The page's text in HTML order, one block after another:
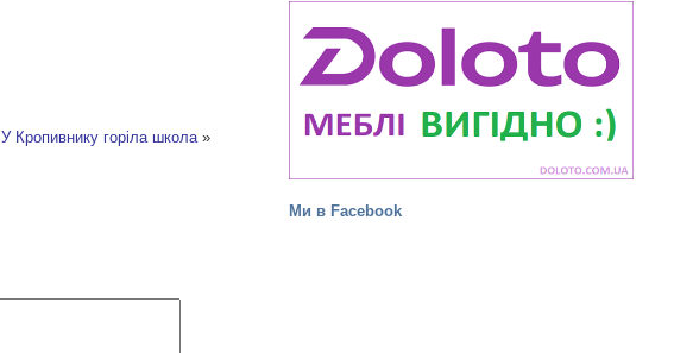
Ми в Facebook
У Кропивнику горіла школа»